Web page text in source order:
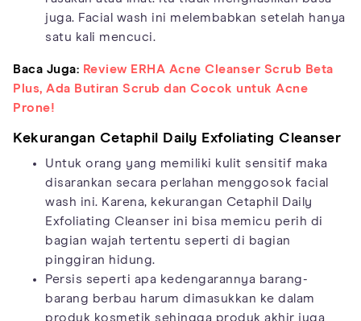
juga. Facial wash ini melembabkan setelah hanya
satu kali mencuci.
Baca Juga: Review ERHA Acne Cleanser Scrub Beta
Plus, Ada Butiran Scrub dan Cocok untuk Acne
Prone!
Kekurangan Cetaphil Daily Exfoliating Cleanser
Untuk orang yang memiliki kulit sensitif maka
disarankan secara perlahan menggosok facial
wash ini. Karena, kekurangan Cetaphil Daily
Exfoliating Cleanser ini bisa memicu perih di
bagian wajah tertentu seperti di bagian
pinggiran hidung.
Persis seperti apa kedengarannya barang-
barang berbau harum dimasukkan ke dalam
produk kosmetik sehingga produk akhir juga